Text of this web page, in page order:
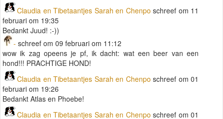
Claudia en Tibetaantjes Sarah en Chenpo schreef om 11
februari om 19:35
Bedankt Juud! :-))
- schreef om 09 februari om 11:12
wow ik zag opeens je pf, ik dacht: wat een beer van een
hond!!! PRACHTIGE HOND!
Claudia en Tibetaantjes Sarah en Chenpo schreef om 01
februari om 19:26
Bedankt Atlas en Phoebe!
Claudia en Tibetaantjes Sarah en Chenpo schreef om 01